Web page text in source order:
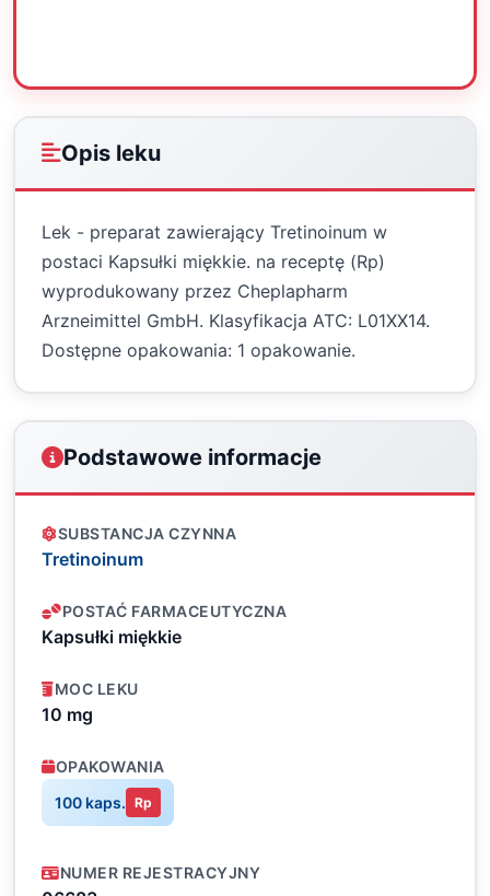
Opis leku
Lek - preparat zawierający Tretinoinum w
postaci Kapsułki miękkie. na receptę (Rp)
wyprodukowany przez Cheplapharm
Arzneimittel GmbH. Klasyfikacja ATC: L01XX14.
Dostępne opakowania: 1 opakowanie.
Podstawowe informacje
SUBSTANCJA CZYNNA
Tretinoinum
POSTAĆ FARMACEUTYCZNA
Kapsułki miękkie
MOC LEKU
10 mg
OPAKOWANIA
100 kaps. Rp
NUMER REJESTRACYJNY